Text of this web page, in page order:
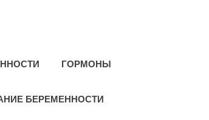
ГОРМОНЫ
БЕРЕМЕННОСТИ